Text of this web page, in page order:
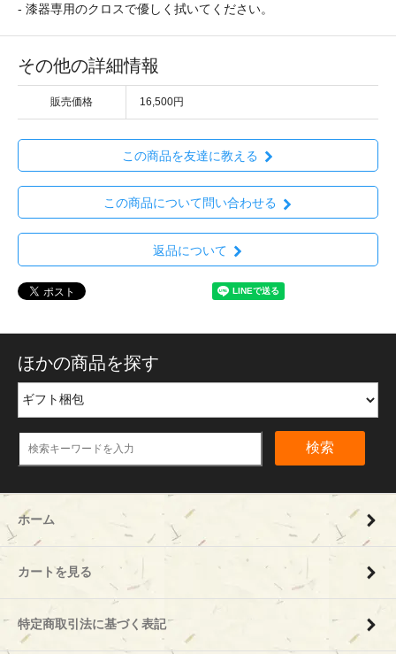
- 漆器専用のクロスで優しく拭いてください。
その他の詳細情報
販売価格 16,500円
この商品を友達に教える
この商品について問い合わせる
返品について
ほかの商品を探す
検索
ホーム
カートを見る
特定商取引法に基づく表記